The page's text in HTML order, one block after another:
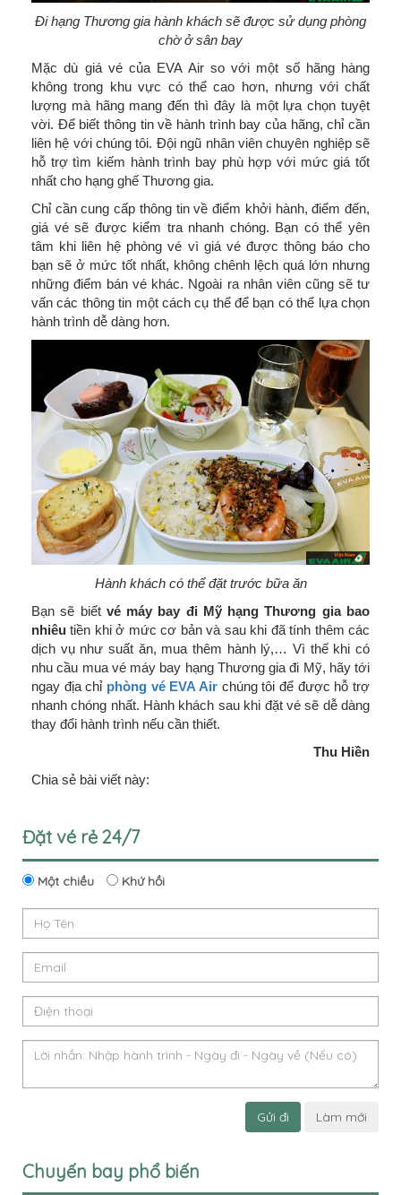
Đi hạng Thương gia hành khách sẽ được sử dụng phòng
chờ ở sân bay
Mặc dù giá vé của EVA Air so với một số hãng hàng
không trong khu vực có thể cao hơn, nhưng với chất
lượng mà hãng mang đến thì đây là một lựa chọn tuyệt
vời. Để biết thông tin về hành trình bay của hãng, chỉ cần
liên hệ với chúng tôi. Đội ngũ nhân viên chuyên nghiệp sẽ
hỗ trợ tìm kiếm hành trình bay phù hợp với mức giá tốt
nhất cho hạng ghế Thương gia.
Chỉ cần cung cấp thông tin về điểm khởi hành, điểm đến,
giá vé sẽ được kiểm tra nhanh chóng. Bạn có thể yên
tâm khi liên hệ phòng vé vì giá vé được thông báo cho
bạn sẽ ở mức tốt nhất, không chênh lệch quá lớn nhưng
những điểm bán vé khác. Ngoài ra nhân viên cũng sẽ tư
vấn các thông tin một cách cụ thể để bạn có thể lựa chọn
hành trình dễ dàng hơn.
Hành khách có thể đặt trước bữa ăn
Bạn sẽ biết vé máy bay đi Mỹ hạng Thương gia bao
nhiêu tiền khi ở mức cơ bản và sau khi đã tính thêm các
dịch vụ như suất ăn, mua thêm hành lý,… Vì thế khi có
nhu cầu mua vé máy bay hạng Thương gia đi Mỹ, hãy tới
ngay địa chỉ phòng vé EVA Air chúng tôi để được hỗ trợ
nhanh chóng nhất. Hành khách sau khi đặt vé sẽ dễ dàng
thay đổi hành trình nếu cần thiết.
Thu Hiền
Chia sẻ bài viết này:
Đặt vé rẻ 24/7
Một chiều Khứ hồi
Gửi đi Làm mới
Chuyến bay phổ biến